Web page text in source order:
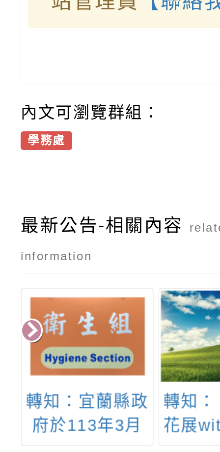
內文可瀏覽群組：
學務處
最新公告-相關內容
information
轉知：宜蘭縣政
府於113年3月
轉知
花展